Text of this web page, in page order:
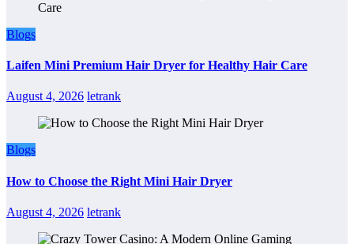
Blogs
Laifen Mini Premium Hair Dryer for Healthy Hair Care
August 4, 2026 letrank
Blogs
How to Choose the Right Mini Hair Dryer
August 4, 2026 letrank